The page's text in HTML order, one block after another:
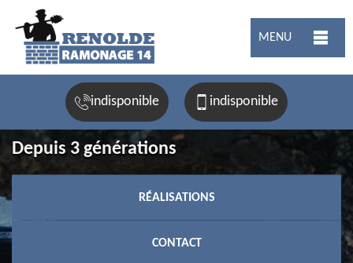
MENU
indisponible indisponible
Depuis 3 générations
RÉALISATIONS
CONTACT